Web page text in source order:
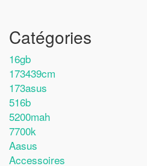
Catégories
16gb
173439cm
173asus
516b
5200mah
7700k
Aasus
Accessoires